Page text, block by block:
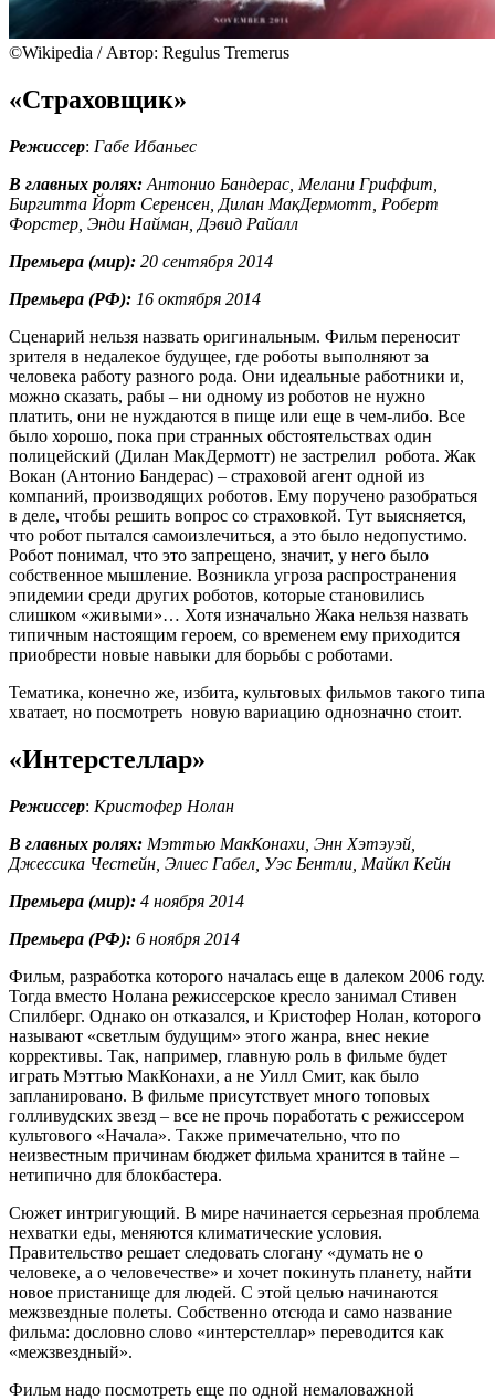
©Wikipedia / Автор: Regulus Tremerus
«Страховщик»
Режиссер: Габе Ибаньес
В главных ролях: Антонио Бандерас, Мелани Гриффит,
Биргитта Йорт Серенсен, Дилан МакДермотт, Роберт
Форстер, Энди Найман, Дэвид Райалл
Премьера (мир): 20 сентября 2014
Премьера (РФ): 16 октября 2014
Сценарий нельзя назвать оригинальным. Фильм переносит
зрителя в недалекoe будущее, где роботы выполняют за
человека работу разного рода. Они идеальные работники и,
можно сказать, рабы – ни одному из роботов не нужно
платить, они не нуждаются в пище или еще в чем-либо. Все
было хорошо, пока при странных обстоятельствах один
полицейский (Дилан МакДермотт) не застрелил робота. Жак
Вокан (Антонио Бандерас) – страховой агент одной из
компаний, производящих роботов. Ему поручено разобраться
в деле, чтобы решить вопрос со страховкой. Тут выясняется,
что робот пытался самоизлечиться, а это было недопустимо.
Робот понимал, что это запрещено, значит, у него было
собственное мышление. Возникла угроза распространения
эпидемии среди других роботов, которые становились
слишком «живыми»… Хотя изначально Жака нельзя назвать
типичным настоящим героем, со временем ему приходится
приобрести новые навыки для борьбы с роботами.
Тематика, конечно же, избита, культовых фильмов такого типа
хватает, но посмотреть новую вариацию однозначно стоит.
«Интерстеллар»
Режиссер: Кристофер Нолан
В главных ролях: Мэттью МакКонахи, Энн Хэтэуэй,
Джессика Честейн, Элиес Габел, Уэс Бентли, Майкл Кейн
Премьера (мир): 4 ноября 2014
Премьера (РФ): 6 ноября 2014
Фильм, разработка которого началась еще в далеком 2006 году.
Тогда вместо Нолана режиссерское кресло занимал Стивен
Спилберг. Однако он отказался, и Кристофер Нолан, которого
называют «светлым будущим» этого жанра, внес некие
коррективы. Так, например, главную роль в фильме будет
играть Мэттью МакКонахи, а не Уилл Смит, как было
запланировано. В фильме присутствует много топовых
голливудских звезд – все не прочь поработать с режиссером
культового «Начала». Также примечательно, что по
неизвестным причинам бюджет фильма хранится в тайне –
нетипично для блокбастера.
Сюжет интригующий. В мире начинается серьезная проблема
нехватки еды, меняются климатические условия.
Правительство решает следовать слогану «думать не о
человеке, а о человечестве» и хочет покинуть планету, найти
новое пристанище для людей. С этой целью начинаются
межзвездные полеты. Собственно отсюда и само название
фильма: дословно слово «интерстеллар» переводится как
«межзвездный».
Фильм надо посмотреть еще по одной немаловажной